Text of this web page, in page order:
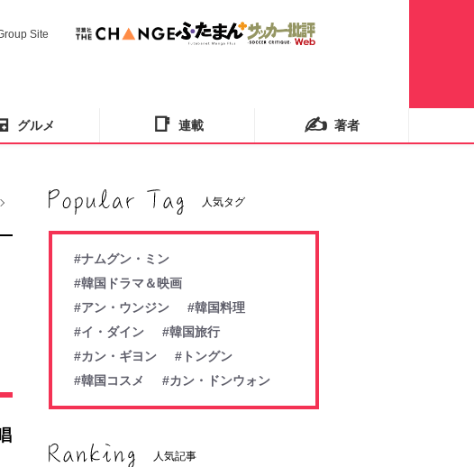
Site
グルメ 📑 連載 ✍️ 著者
人気タグ
#ナムグン・ミン
#韓国ドラマ＆映画
#アン・ウンジン
#韓国料理
#イ・ダイン
#韓国旅行
#カン・ギヨン
#トングン
#韓国コスメ
#カン・ドンウォン
人気記事